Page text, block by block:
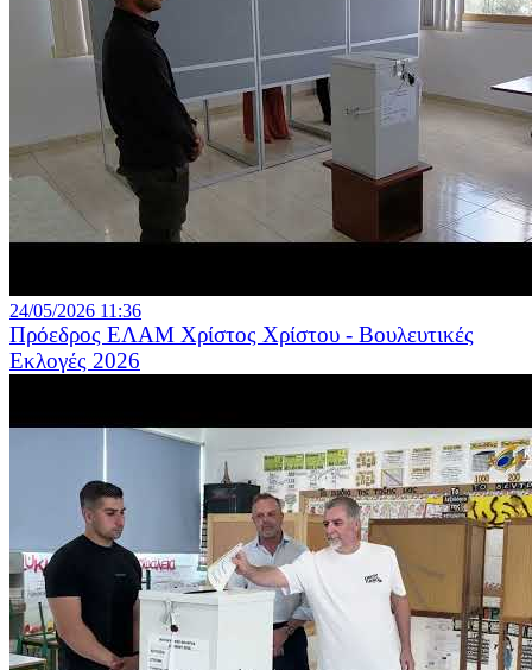
24/05/2026 11:36
Πρόεδρος ΕΛΑΜ Χρίστος Χρίστου - Βουλευτικές
Εκλογές 2026